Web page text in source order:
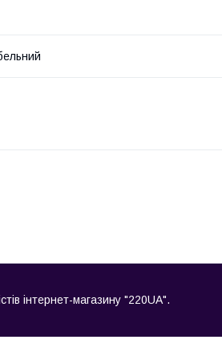
інтернет-магазину "220UA".